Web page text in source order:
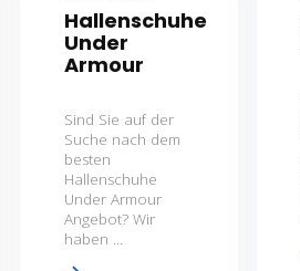
Hallenschuhe
Under
Armour
Sind Sie auf der
Suche nach dem
besten
Hallenschuhe
Under Armour
Angebot? Wir
haben ...